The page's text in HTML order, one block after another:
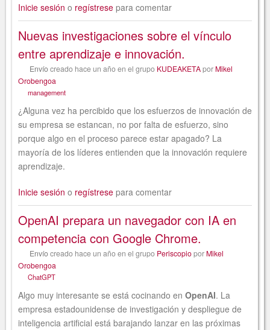
Inicie sesión o regístrese para comentar
Nuevas investigaciones sobre el vínculo
entre aprendizaje e innovación.
Envíocreado hace un añoen el grupo KUDEAKETApor Mikel
Orobengoa
management
¿Alguna vez ha percibido que los esfuerzos de innovación de
su empresa se estancan, no por falta de esfuerzo, sino
porque algo en el proceso parece estar apagado? La
mayoría de los líderes entienden que la innovación requiere
aprendizaje.
Inicie sesión o regístrese para comentar
OpenAI prepara un navegador con IA en
competencia con Google Chrome.
Envíocreado hace un añoen el grupo Periscopiopor Mikel
Orobengoa
ChatGPT
Algo muy interesante se está cocinando en OpenAI. La
empresa estadounidense de investigación y despliegue de
inteligencia artificial está barajando lanzar en las próximas